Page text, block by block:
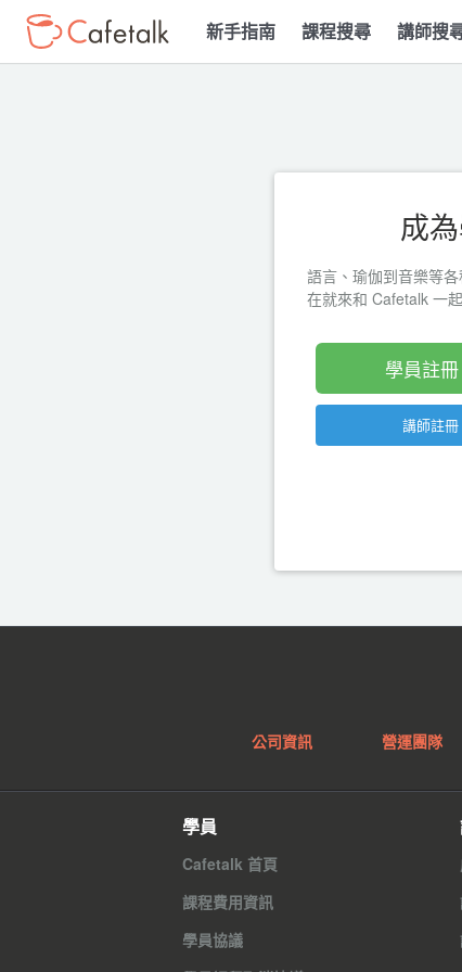
新手指南 課程搜尋 講師搜
成
語言、瑜伽到音樂等
在就來和 Cafetalk 一
學員註冊
講師註冊
公司資訊 營運團隊
學員
Cafetalk 首頁
課程費用資訊
學員協議